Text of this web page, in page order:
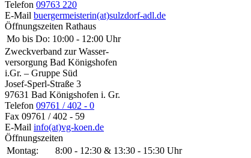
Telefon 09763 220
E-Mail buergermeisterin(at)sulzdorf-adl.de
Öffnungszeiten Rathaus
Mo bis Do: 10:00 - 12:00 Uhr
Zweckverband zur Wasser-
versorgung Bad Königshofen
i.Gr. – Gruppe Süd
Josef-Sperl-Straße 3
97631 Bad Königshofen i. Gr.
Telefon 09761 / 402 - 0
Fax 09761 / 402 - 59
E-Mail info(at)vg-koen.de
Öffnungszeiten
Montag:
8:00 - 12:30 & 13:30 - 15:30 Uhr